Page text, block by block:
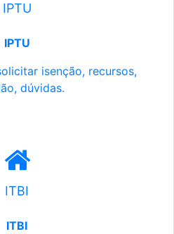
IPTU
IPTU
isenção, recursos,
dúvidas.
ITBI
ITBI